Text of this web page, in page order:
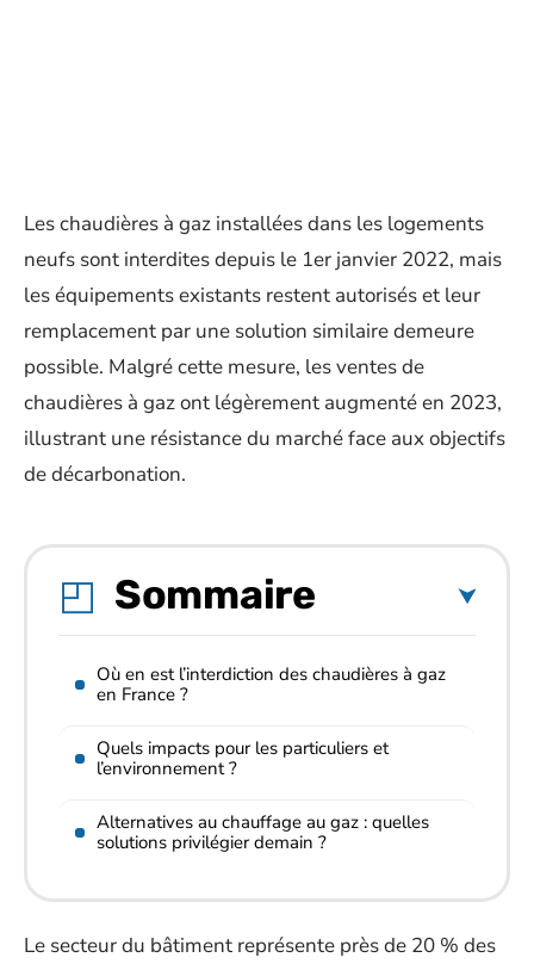
Les chaudières à gaz installées dans les logements
neufs sont interdites depuis le 1er janvier 2022, mais
les équipements existants restent autorisés et leur
remplacement par une solution similaire demeure
possible. Malgré cette mesure, les ventes de
chaudières à gaz ont légèrement augmenté en 2023,
illustrant une résistance du marché face aux objectifs
de décarbonation.
Sommaire
Où en est l’interdiction des chaudières à gaz
en France ?
Quels impacts pour les particuliers et
l’environnement ?
Alternatives au chauffage au gaz : quelles
solutions privilégier demain ?
Le secteur du bâtiment représente près de 20 % des